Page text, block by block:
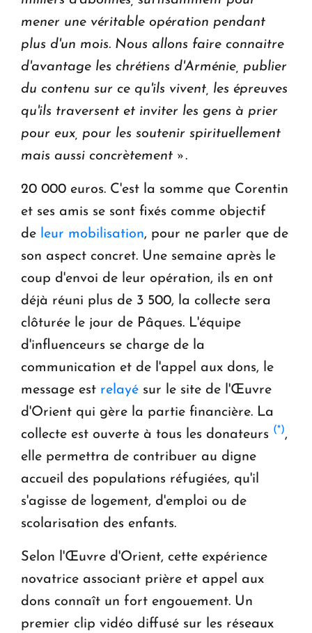
mener une véritable opération pendant
plus d'un mois. Nous allons faire connaitre
d'avantage les chrétiens d'Arménie, publier
du contenu sur ce qu'ils vivent, les épreuves
qu'ils traversent et inviter les gens à prier
pour eux, pour les soutenir spirituellement
mais aussi concrètement ».
20 000 euros. C'est la somme que Corentin
et ses amis se sont fixés comme objectif
de leur mobilisation, pour ne parler que de
son aspect concret. Une semaine après le
coup d'envoi de leur opération, ils en ont
déjà réuni plus de 3 500, la collecte sera
clôturée le jour de Pâques. L'équipe
d'influenceurs se charge de la
communication et de l'appel aux dons, le
message est relayé sur le site de l'Œuvre
d'Orient qui gère la partie financière. La
collecte est ouverte à tous les donateurs (*),
elle permettra de contribuer au digne
accueil des populations réfugiées, qu'il
s'agisse de logement, d'emploi ou de
scolarisation des enfants.
Selon l'Œuvre d'Orient, cette expérience
novatrice associant prière et appel aux
dons connaît un fort engouement. Un
premier clip vidéo diffusé sur les réseaux